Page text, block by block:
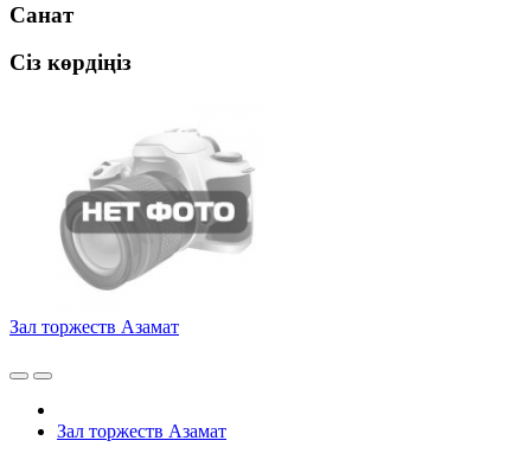
Санат
Сіз көрдіңіз
Зал торжеств Азамат
Зал торжеств Азамат